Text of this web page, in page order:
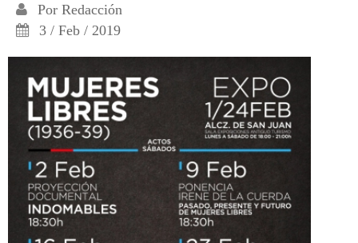
Por Redacción
3 / Feb / 2019